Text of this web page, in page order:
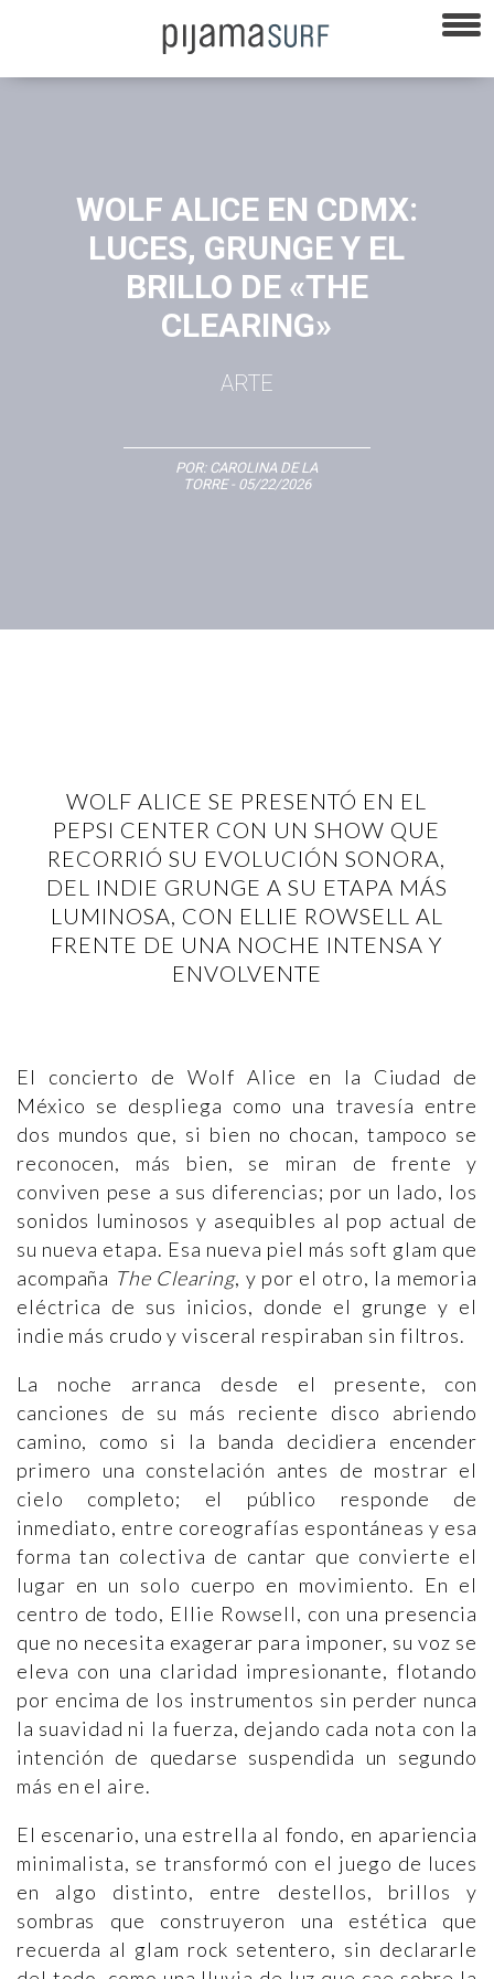
WOLF ALICE EN CDMX:
LUCES, GRUNGE Y EL
BRILLO DE «THE
CLEARING»
ARTE
POR: CAROLINA DE LA
TORRE- 05/22/2026
WOLF ALICE SE PRESENTÓ EN EL
PEPSI CENTER CON UN SHOW QUE
RECORRIÓ SU EVOLUCIÓN SONORA,
DEL INDIE GRUNGE A SU ETAPA MÁS
LUMINOSA, CON ELLIE ROWSELL AL
FRENTE DE UNA NOCHE INTENSA Y
ENVOLVENTE
El concierto de Wolf Alice en la Ciudad de
México se despliega como una travesía entre
dos mundos que, si bien no chocan, tampoco se
reconocen, más bien, se miran de frente y
conviven pese a sus diferencias; por un lado, los
sonidos luminosos y asequibles al pop actual de
su nueva etapa. Esa nueva piel más soft glam que
acompaña The Clearing, y por el otro, la memoria
eléctrica de sus inicios, donde el grunge y el
indie más crudo y visceral respiraban sin filtros.
La noche arranca desde el presente, con
canciones de su más reciente disco abriendo
camino, como si la banda decidiera encender
primero una constelación antes de mostrar el
cielo completo; el público responde de
inmediato, entre coreografías espontáneas y esa
forma tan colectiva de cantar que convierte el
lugar en un solo cuerpo en movimiento. En el
centro de todo, Ellie Rowsell, con una presencia
que no necesita exagerar para imponer, su voz se
eleva con una claridad impresionante, flotando
por encima de los instrumentos sin perder nunca
la suavidad ni la fuerza, dejando cada nota con la
intención de quedarse suspendida un segundo
más en el aire.
El escenario, una estrella al fondo, en apariencia
minimalista, se transformó con el juego de luces
en algo distinto, entre destellos, brillos y
sombras que construyeron una estética que
recuerda al glam rock setentero, sin declararle